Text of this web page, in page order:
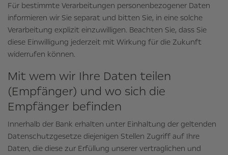
Für bestimmte Verarbeitungen personenbezogener Daten
informieren wir Sie separat und bitten Sie, in eine solche
Verarbeitung explizit einzuwilligen. Beachten Sie, dass Sie
diese Einwilligung jederzeit mit Wirkung für die Zukunft
widerrufen können.
Mit wem wir Ihre Daten teilen
(Empfänger) und wo sich die
Empfänger befinden
Innerhalb der Bank erhalten unter Einhaltung der geltenden
Datenschutzgesetze diejenigen Stellen Zugriff auf Ihre
Daten, die diese zur Erfüllung unserer vertraglichen und